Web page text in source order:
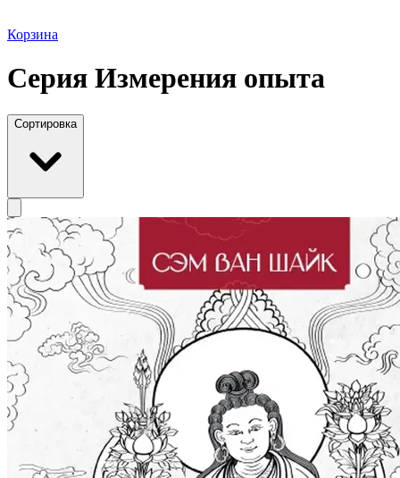
Корзина
Серия Измерения опыта
Сортировка